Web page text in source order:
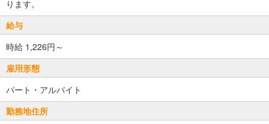
ります。
給与
時給 1,226円～
雇用形態
パート・アルバイト
勤務地住所